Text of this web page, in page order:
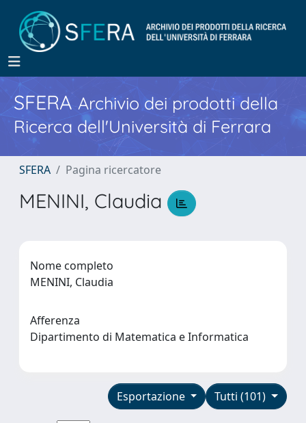
SFERA Archivio dei prodotti della
Ricerca dell'Università di Ferrara
SFERA Pagina ricercatore
MENINI, Claudia
Nome completo
MENINI, Claudia
Afferenza
Dipartimento di Matematica e Informatica
Tutti (101)
Esportazione